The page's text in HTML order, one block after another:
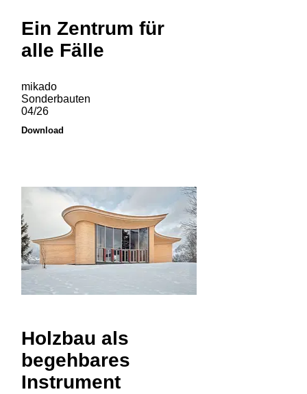
Ein Zentrum für
alle Fälle
mikado
Sonderbauten
04/26
Download
Holzbau als
begehbares
Instrument